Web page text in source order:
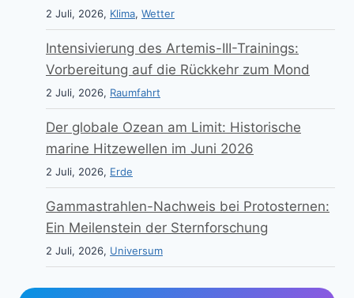
2 Juli, 2026, Klima, Wetter
Intensivierung des Artemis-III-Trainings:
Vorbereitung auf die Rückkehr zum Mond
2 Juli, 2026, Raumfahrt
Der globale Ozean am Limit: Historische
marine Hitzewellen im Juni 2026
2 Juli, 2026, Erde
Gammastrahlen-Nachweis bei Protosternen:
Ein Meilenstein der Sternforschung
2 Juli, 2026, Universum